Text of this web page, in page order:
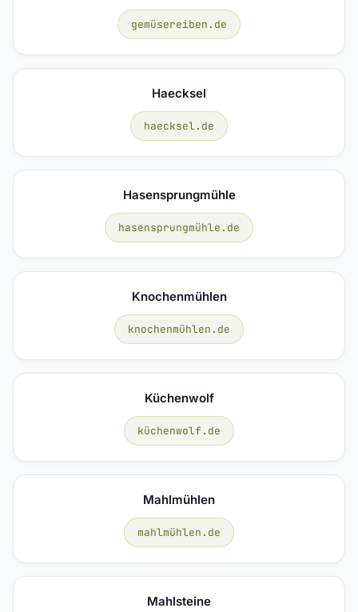
gemüsereiben.de
Haecksel
haecksel.de
Hasensprungmühle
hasensprungmühle.de
Knochenmühlen
knochenmühlen.de
Küchenwolf
küchenwolf.de
Mahlmühlen
mahlmühlen.de
Mahlsteine